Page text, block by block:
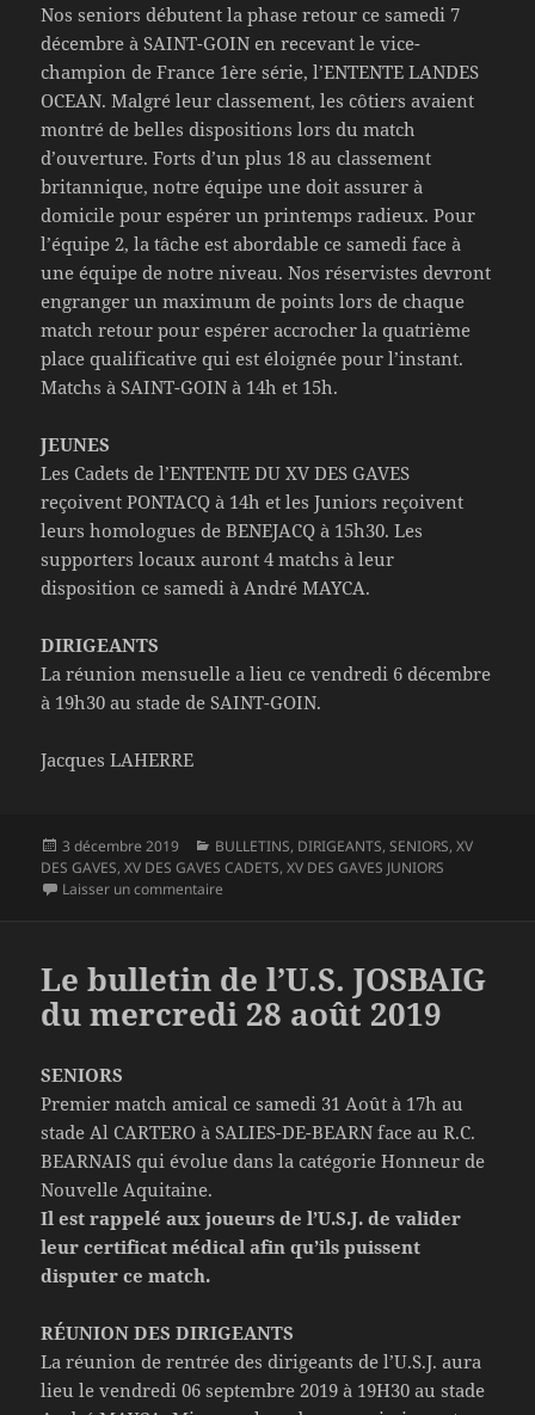
Nos seniors débutent la phase retour ce samedi 7
décembre à SAINT-GOIN en recevant le vice-
champion de France 1ère série, l’ENTENTE LANDES
OCEAN. Malgré leur classement, les côtiers avaient
montré de belles dispositions lors du match
d’ouverture. Forts d’un plus 18 au classement
britannique, notre équipe une doit assurer à
domicile pour espérer un printemps radieux. Pour
l’équipe 2, la tâche est abordable ce samedi face à
une équipe de notre niveau. Nos réservistes devront
engranger un maximum de points lors de chaque
match retour pour espérer accrocher la quatrième
place qualificative qui est éloignée pour l’instant.
Matchs à SAINT-GOIN à 14h et 15h.
JEUNES
Les Cadets de l’ENTENTE DU XV DES GAVES
reçoivent PONTACQ à 14h et les Juniors reçoivent
leurs homologues de BENEJACQ à 15h30. Les
supporters locaux auront 4 matchs à leur
disposition ce samedi à André MAYCA.
DIRIGEANTS
La réunion mensuelle a lieu ce vendredi 6 décembre
à 19h30 au stade de SAINT-GOIN.
Jacques LAHERRE
Publié
le
3 décembre 2019 Catégories
BULLETINS, DIRIGEANTS,SENIORS,XV
DES GAVES,XV DES GAVES CADETS,XV DES GAVES JUNIORS
Laisser un commentaire
Le bulletin de l’U.S. JOSBAIG
du mercredi 28 août 2019
SENIORS
Premier match amical ce samedi 31 Août à 17h au
stade Al CARTERO à SALIES-DE-BEARN face au R.C.
BEARNAIS qui évolue dans la catégorie Honneur de
Nouvelle Aquitaine.
Il est rappelé aux joueurs de l’U.S.J. de valider
leur certificat médical afin qu’ils puissent
disputer ce match.
RÉUNION DES DIRIGEANTS
La réunion de rentrée des dirigeants de l’U.S.J. aura
lieu le vendredi 06 septembre 2019 à 19H30 au stade